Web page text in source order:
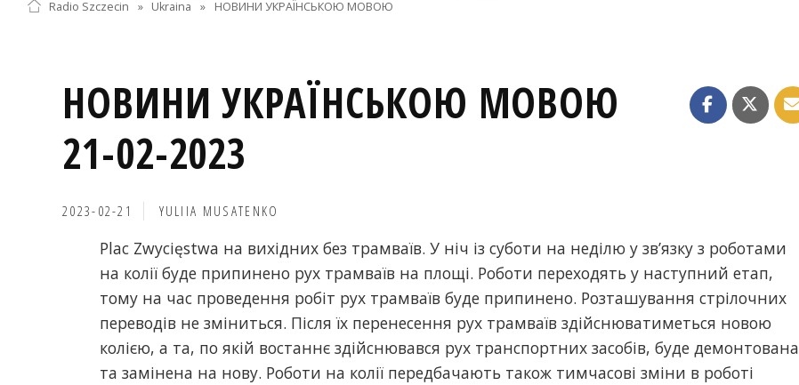
Radio Szczecin » Ukraina » НОВИНИ УКРАЇНСЬКОЮ МОВОЮ
НОВИНИ УКРАЇНСЬКОЮ МОВОЮ
21-02-2023
2023-02-21 YULIIA MUSATENKO
Plac Zwycięstwa на вихідних без трамваїв. У ніч із суботи на неділю у зв’язку з роботами
на колії буде припинено рух трамваїв на площі. Роботи переходять у наступний етап,
тому на час проведення робіт рух трамваїв буде припинено. Розташування стрілочних
переводів не зміниться. Після їх перенесення рух трамваїв здійснюватиметься новою
колією, а та, по якій востаннє здійснювався рух транспортних засобів, буде демонтована
та замінена на нову. Роботи на колії передбачають також тимчасові зміни в роботі